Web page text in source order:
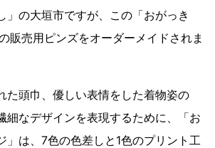
」の大垣市ですが、この「おがっき
販売用ピンズをオーダーメイドされま
た頭巾、優しい表情をした着物姿の
細なデザインを表現するために、「お
」は、7色の色差しと1色のプリント工